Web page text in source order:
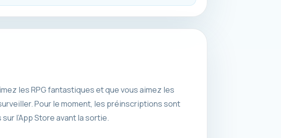
les RPG fantastiques et que vous aimez les
Pour le moment, les préinscriptions sont
l’App Store avant la sortie.